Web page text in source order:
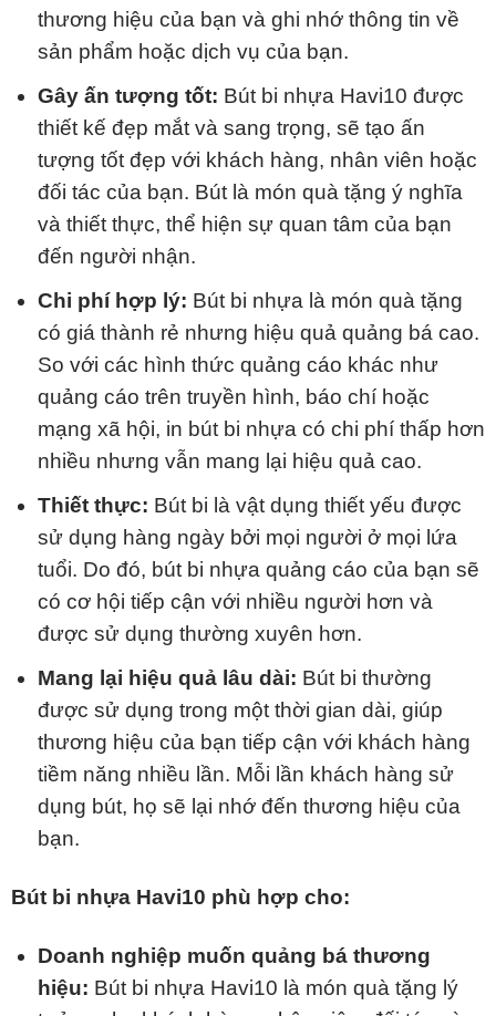
thương hiệu của bạn và ghi nhớ thông tin về
sản phẩm hoặc dịch vụ của bạn.
Gây ấn tượng tốt: Bút bi nhựa Havi10 được
thiết kế đẹp mắt và sang trọng, sẽ tạo ấn
tượng tốt đẹp với khách hàng, nhân viên hoặc
đối tác của bạn. Bút là món quà tặng ý nghĩa
và thiết thực, thể hiện sự quan tâm của bạn
đến người nhận.
Chi phí hợp lý: Bút bi nhựa là món quà tặng
có giá thành rẻ nhưng hiệu quả quảng bá cao.
So với các hình thức quảng cáo khác như
quảng cáo trên truyền hình, báo chí hoặc
mạng xã hội, in bút bi nhựa có chi phí thấp hơn
nhiều nhưng vẫn mang lại hiệu quả cao.
Thiết thực: Bút bi là vật dụng thiết yếu được
sử dụng hàng ngày bởi mọi người ở mọi lứa
tuổi. Do đó, bút bi nhựa quảng cáo của bạn sẽ
có cơ hội tiếp cận với nhiều người hơn và
được sử dụng thường xuyên hơn.
Mang lại hiệu quả lâu dài: Bút bi thường
được sử dụng trong một thời gian dài, giúp
thương hiệu của bạn tiếp cận với khách hàng
tiềm năng nhiều lần. Mỗi lần khách hàng sử
dụng bút, họ sẽ lại nhớ đến thương hiệu của
bạn.
Bút bi nhựa Havi10 phù hợp cho:
Doanh nghiệp muốn quảng bá thương
hiệu: Bút bi nhựa Havi10 là món quà tặng lý